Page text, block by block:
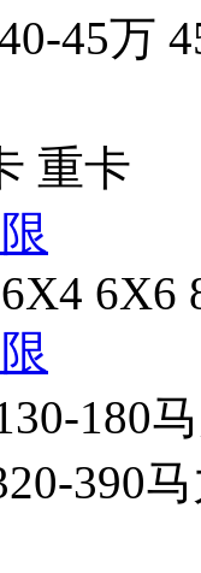
45万
重卡
6X4 6X6
180
390